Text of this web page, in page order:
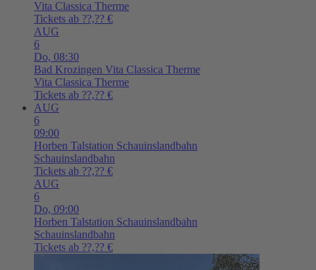
Vita Classica Therme
Tickets ab ??,?? €
AUG
6
Do, 08:30
Bad Krozingen Vita Classica Therme
Vita Classica Therme
Tickets ab ??,?? €
AUG
6
09:00
Horben Talstation Schauinslandbahn
Schauinslandbahn
Tickets ab ??,?? €
AUG
6
Do, 09:00
Horben Talstation Schauinslandbahn
Schauinslandbahn
Tickets ab ??,?? €